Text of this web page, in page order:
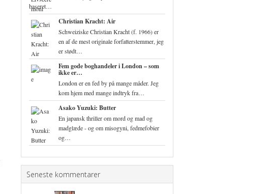
baseret…
Christian Kracht: Air
Schweiziske Christian Kracht (f. 1966) er
en af de mest originale forfatterstemmer, jeg
er stødt…
Fem gode boghandeler i London – som
ikke er…
London er en fed by på mange måder. Jeg
kom hjem med mange indtryk fra…
Asako Yuzuki: Butter
En japansk thriller om mord og mad og
madglæde - og om misogyni, fedmefobier
og…
Seneste kommentarer